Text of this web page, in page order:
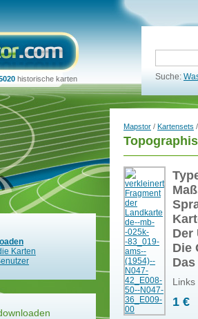
historische karten Suche:
Karten
Mapstor / Kartensets
Der
Die
1 €